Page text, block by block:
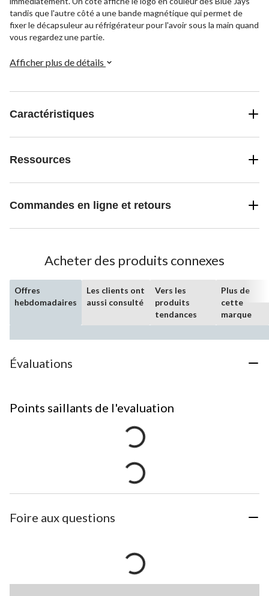
tandis que l'autre côté a une bande magnétique qui permet de
fixer le décapsuleur au réfrigérateur pour l'avoir sous la main quand
vous regardez une partie.
Afficher plus de détails
Caractéristiques
Ressources
Commandes en ligne et retours
Acheter des produits connexes
Offres
hebdomadaires
Les clients ont
aussi consulté
Vers les
produits
tendances
Plus de
cette
marque
Évaluations
Points saillants de l'evaluation
Foire aux questions